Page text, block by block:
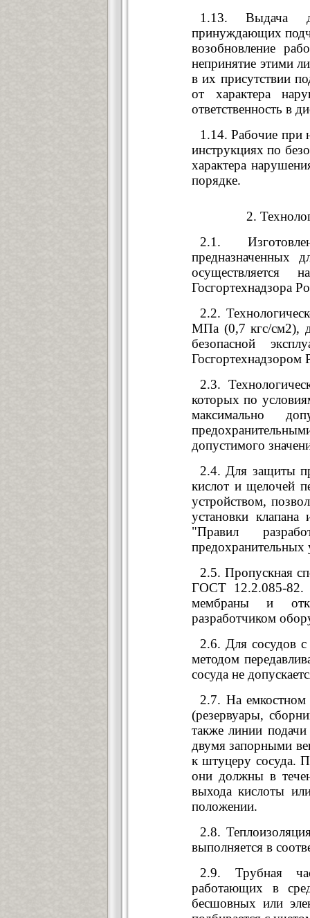
1.13. Выдача
принуждающих
возобновление
непринятие этими
в их присутствии
от характера
ответственность в
1.14. Рабочие при
инструкциях по
характера
порядке.
2.
2.1.
предназначенных
осуществляется
Госгортехнадзора
2.2.
МПа (0,7 кгс/см2),
безопасной
2.3.
которых по
максимально
допустимого
2.4. Для защиты
кислот и щелочей
устройством,
установки
"Правил
предохранительных
2.5. Пропускная
ГОСТ 12.2.085-82.
мембраны и
разработчиком
2.6. Для сосудов
методом
сосуда не
2.7. На
(резервуары,
также линии
двумя запорными
к штуцеру сосуда.
они должны в
выхода кислоты
положении.
2.8.
выполняется в
2.9. Трубная
работающих в
бесшовных или